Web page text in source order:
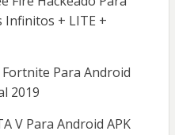
Infinitos + LITE +
Para Android
2019
V Para Android APK